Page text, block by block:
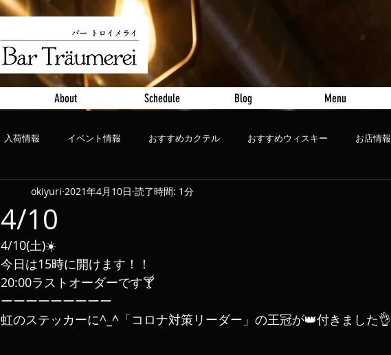
About Schedule Blog Menu
入荷情報 イベント情報 おすすめカクテル おすすめウィスキー お店情報
ライブ、コンサート おすすめビール
4/10
okiyuri 2021年4月10日 読了時間: 1分
4/10(土)☀️
今日は15時に開けます！！
20:00ラストオーダーです🍸
ーーーーーーーーー
虹のステッカーに^_^「コロナ対策リーダー」の王冠が👑付きました👌